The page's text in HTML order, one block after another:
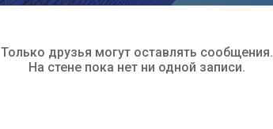
Только друзья могут оставлять сообщения.
На стене пока нет ни одной записи.